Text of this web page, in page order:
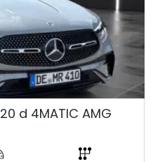
d 4MATIC AMG